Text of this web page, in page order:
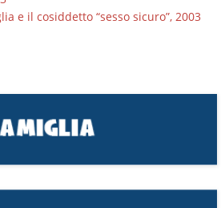
e il cosiddetto “sesso sicuro”, 2003